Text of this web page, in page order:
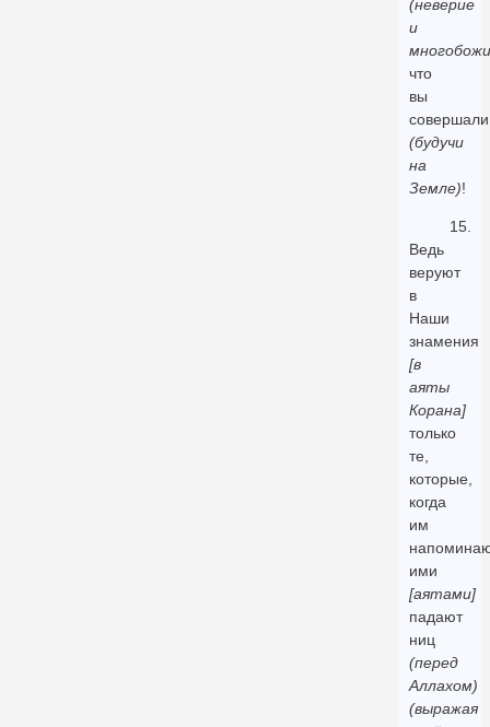
(неверие
и
что
вы
совершали
(будучи
на
Земле)!
15.
Ведь
веруют
в
Наши
знамения
[в
аяты
Корана]
только
те,
которые,
когда
им
ими
[аятами]
падают
ниц
(перед
Аллахом)
(выражая